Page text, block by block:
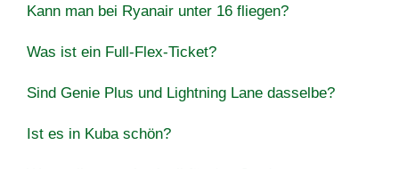
Kann man bei Ryanair unter 16 fliegen?
Was ist ein Full-Flex-Ticket?
Sind Genie Plus und Lightning Lane dasselbe?
Ist es in Kuba schön?